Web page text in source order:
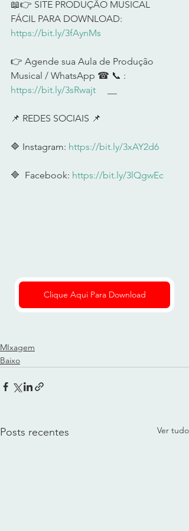
📖👉 SITE PRODUÇÃO MUSICAL
FÁCIL PARA DOWNLOAD:
https://bit.ly/3fAynMs
👉 Agende sua Aula de Produção
Musical / WhatsApp ☎ 📞 :
https://bit.ly/3sRwajt
📌 REDES SOCIAIS 📌
🔷 Instagram: https://bit.ly/3xAY2d6
🔷  Facebook: https://bit.ly/3lQgwEc
Clique Aqui Para Download
MIxagem
Baixo
Posts recentes Ver tudo